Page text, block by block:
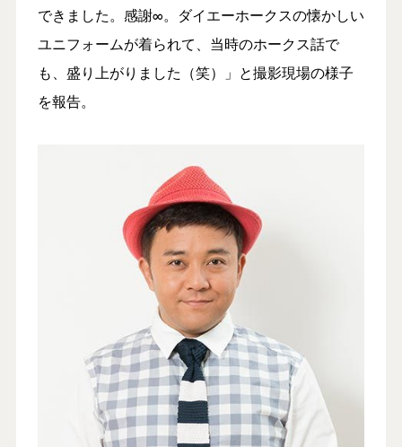
できました。感謝∞。ダイエーホークスの懐かしい
ユニフォームが着られて、当時のホークス話で
も、盛り上がりました（笑）」と撮影現場の様子
を報告。